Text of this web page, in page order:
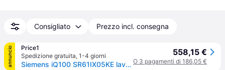
Consigliato Prezzo incl. consegna
annuncio
Price1
Spedizione gratuita, 1-4 giorni
Siemens iQ100 SR61IX05KE lavastoviglie A scomparsa totale 9 coperti F (SR61IX05KE)
558,15 €
O 3 pagamenti di 186,05 €